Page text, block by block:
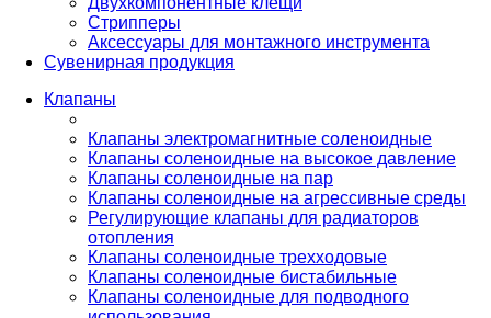
Стрипперы
Аксессуары для монтажного инструмента
Сувенирная продукция
Клапаны
Клапаны электромагнитные соленоидные
Клапаны соленоидные на высокое давление
Клапаны соленоидные на пар
Клапаны соленоидные на агрессивные среды
Регулирующие клапаны для радиаторов
отопления
Клапаны соленоидные трехходовые
Клапаны соленоидные бистабильные
Клапаны соленоидные для подводного